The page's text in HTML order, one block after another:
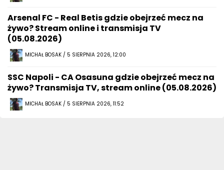
Arsenal FC - Real Betis gdzie obejrzeć mecz na
żywo? Stream online i transmisja TV
(05.08.2026)
MICHAŁ BOSAK / 5 SIERPNIA 2026, 12:00
SSC Napoli - CA Osasuna gdzie obejrzeć mecz na
żywo? Transmisja TV, stream online (05.08.2026)
MICHAŁ BOSAK / 5 SIERPNIA 2026, 11:52